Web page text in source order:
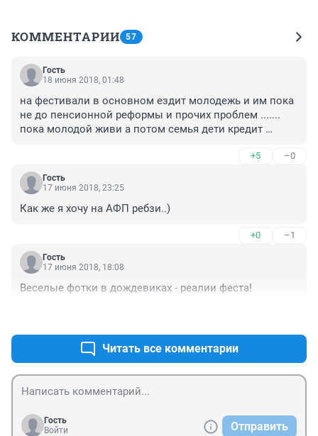
КОММЕНТАРИИ 57
Гость
18 июня 2018, 01:48
на фестивали в основном ездит молодежь и им пока
не до пенсионной реформы и прочих проблем .......
пока молодой живи а потом семья дети кредит
+5 –0
Гость
17 июня 2018, 23:25
Как же я хочу на АФП ребзи..)
+0 –1
Гость
17 июня 2018, 18:08
Веселые фотки в дождевиках - реалии феста!
Читать все комментарии
Гость
Войти
Отправить